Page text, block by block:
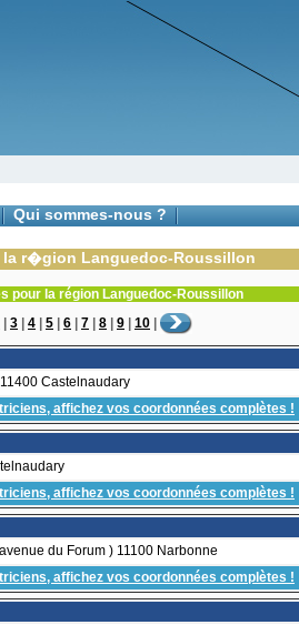
Qui sommes-nous ?
la r�gion Languedoc-Roussillon
pour la région Languedoc-Roussillon
3 4 5 6 7 8 9 10
Castelnaudary
affichez vos coordonnées complètes !
affichez vos coordonnées complètes !
du Forum ) 11100 Narbonne
affichez vos coordonnées complètes !